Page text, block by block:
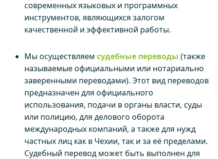
современных языковых и программных
инструментов, являющихся залогом
качественной и эффективной работы.
Мы осуществляем судебные переводы (также
называемые официальными или нотариально
заверенными переводами). Этот вид переводов
предназначен для официального
использования, подачи в органы власти, суды
или полицию, для делового оборота
международных компаний, а также для нужд
частных лиц как в Чехии, так и за её пределами.
Судебный перевод может быть выполнен для